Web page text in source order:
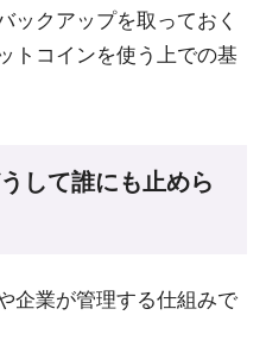
ックアップを取っておく
トコインを使う上での基
して誰にも止めら
企業が管理する仕組みで